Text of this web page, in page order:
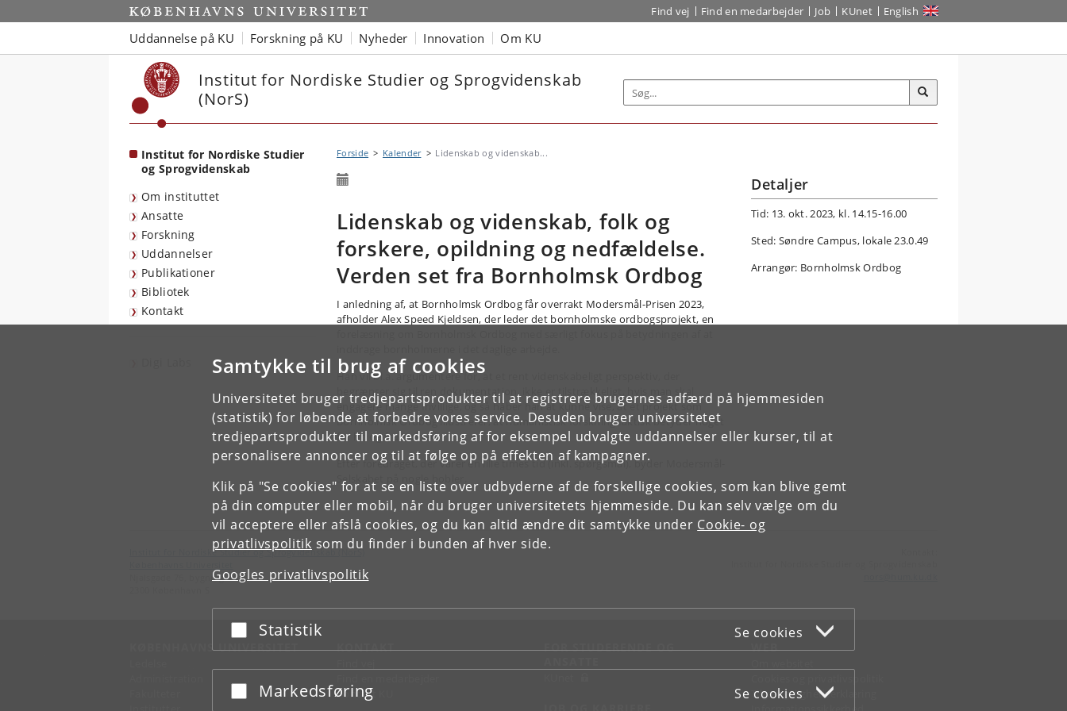
Samtykke til brug af cookies
Universitetet bruger tredjepartsprodukter til at registrere brugernes adfærd på hjemmesiden
(statistik) for løbende at forbedre vores service. Desuden bruger universitetet
tredjepartsprodukter til markedsføring af for eksempel udvalgte uddannelser eller kurser, til at
personalisere annoncer og til at følge op på effekten af kampagner.
Klik på "Se cookies" for at se en liste over udbyderne af de forskellige cookies, som kan blive gemt
på din computer eller mobil, når du bruger universitetets hjemmeside. Du kan selv vælge om du
vil acceptere eller afslå cookies, og du kan altid ændre dit samtykke under Cookie- og
privatlivspolitik som du finder i bunden af hver side.
Googles privatlivspolitik
Acceptér eller afslå
Statistik Se cookies
Acceptér eller afslå
Markedsføring Se cookies
Start Find vej Find en medarbejder Job KUnet English
Uddannelse på KU Forskning på KU Nyheder Innovation Om KU
Institut for Nordiske Studier og Sprogvidenskab
(NorS)
Institut for Nordiske Studier
og Sprogvidenskab
Om instituttet
Ansatte
Forskning
Uddannelser
Publikationer
Bibliotek
Kontakt
Forside Kalender Lidenskab og videnskab...
Lidenskab og videnskab, folk og
forskere, opildning og nedfældelse.
Verden set fra Bornholmsk Ordbog
I anledning af, at Bornholmsk Ordbog får overrakt Modersmål-Prisen 2023,
afholder Alex Speed Kjeldsen, der leder det bornholmske ordbogsprojekt, en
Han vil bl.a. argumentere for, at et rent videnskabeligt perspektiv, der
begrænser sig til ren dokumentation, ikke er tilstrækkeligt, hvis man skal
engagere mange frivillige, og så håber han at kunne vise, at et projekt som
Bornholmsk Ordbog illustrerer, at humanistisk forskning faktisk betyder noget
for hr. og fru Kofoed.
Efter foredraget, der varer en lille times tid (inkl. spørgsmål), byder Modersmål-
Selskabet på nogle bobler.
Detaljer
Tid: 13. okt. 2023, kl. 14.15-16.00
Sted: Søndre Campus, lokale 23.0.49
Arrangør: Bornholmsk Ordbog
Institut for Nordiske Studier og Sprogvidenskab (NorS)
Njalsgade 76, bygning 4A, 2. sal
KØBENHAVNS UNIVERSITET KONTAKT
Kontakt KU
FOR STUDERENDE OG
WEB
Tilgængelighedserklæring